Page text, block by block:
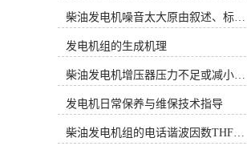
系统就象PT燃油系统那样采用压力/
时间概念。PT系统完全是机械式的并
依靠机械方法调整燃油流通面积来控
制燃油压力，而QSK19系列燃油系统
通过电子方式调整执行器的燃油流通
面积来控制燃油压力。3、康明斯电
从发动机的油水分离器中排出水和沉
产生后我们才发现柴油发电机组的性
能出现了问题，这说明很多用户对柴
发机组检验保养用交流假负载的见解
不够重视。 为了有效防止事故的产
生，加强平时柴发机组的检修和保
养，建立完善的柴发机组检查和维护
规程，定期规范的对柴油发电机组进
要。本文将就电源维护过程中普遍存
柴油发电机噪音太大原由叙述、标准依据及施工办法
发电机组的生成机理
柴油发电机增压器压力不足或减小的原因
发电机日常保养与维保技术指导
柴油发电机组的电话谐波因数THF和干扰影响系数TIF